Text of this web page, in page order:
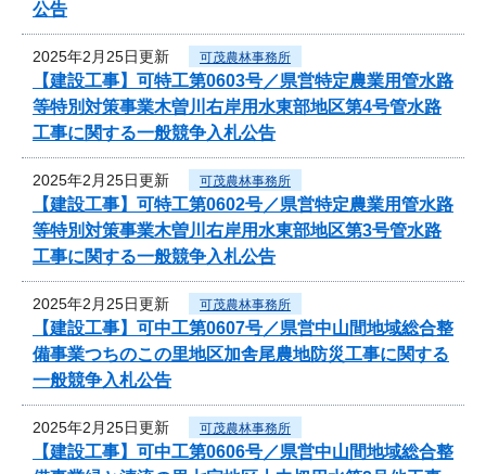
公告
2025年2月25日更新 可茂農林事務所
【建設工事】可特工第0603号／県営特定農業用管水路
等特別対策事業木曽川右岸用水東部地区第4号管水路
工事に関する一般競争入札公告
2025年2月25日更新 可茂農林事務所
【建設工事】可特工第0602号／県営特定農業用管水路
等特別対策事業木曽川右岸用水東部地区第3号管水路
工事に関する一般競争入札公告
2025年2月25日更新 可茂農林事務所
【建設工事】可中工第0607号／県営中山間地域総合整
備事業つちのこの里地区加舎尾農地防災工事に関する
一般競争入札公告
2025年2月25日更新 可茂農林事務所
【建設工事】可中工第0606号／県営中山間地域総合整